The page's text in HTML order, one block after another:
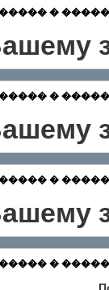
� �������
� �������
� �������
� �������